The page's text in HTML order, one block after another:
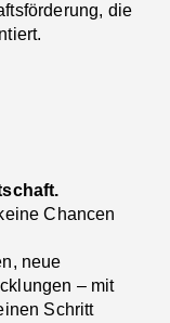
die
Chancen
neue
– mit
Schritt